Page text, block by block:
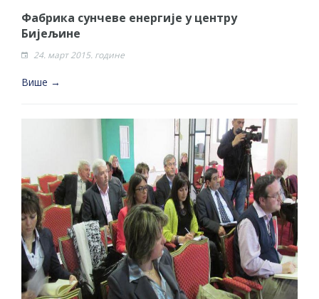
Фабрика сунчеве енергије у центру
Бијељине
24. март 2015. године
Више →